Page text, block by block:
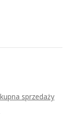
sprzedaży